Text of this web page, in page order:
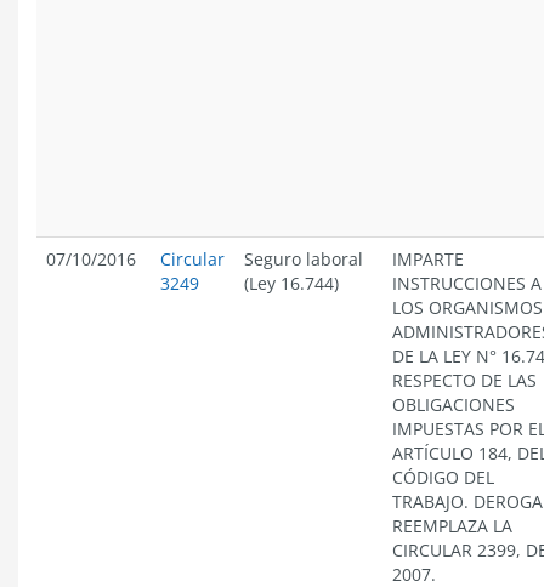
07/10/2016
Circular
3249
Seguro laboral
(Ley 16.744)
IMPARTE
INSTRUCCIONES A
LOS ORGANISMOS
DE LA LEY N°
RESPECTO DE LAS
OBLIGACIONES
IMPUESTAS POR
ARTÍCULO 184,
CÓDIGO DEL
TRABAJO.
REEMPLAZA LA
CIRCULAR 2399,
2007.